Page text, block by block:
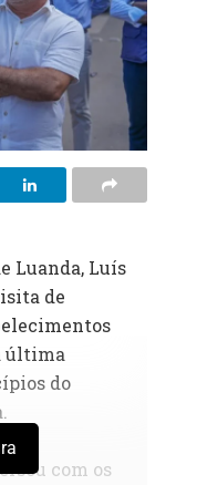
Luanda, Luís
de
última
do
com os